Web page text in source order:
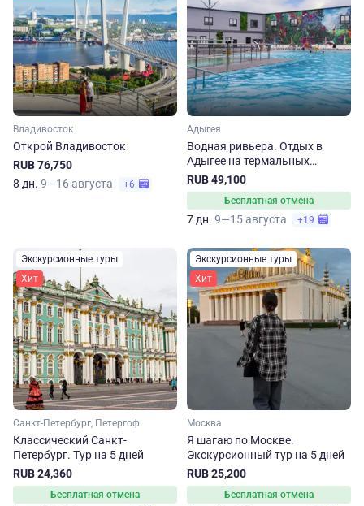
Владивосток
Открой Владивосток
RUB 76,750
8 дн. 9—16 августа +6
Адыгея
Водная ривьера. Отдых в
Адыгее на термальных
источниках
RUB 49,100
Бесплатная отмена
7 дн. 9—15 августа +19
Экскурсионные туры
Хит
Санкт-Петербург, Петергоф
Классический Санкт-
Петербург. Тур на 5 дней
RUB 24,360
Бесплатная отмена
Экскурсионные туры
Хит
Москва
Я шагаю по Москве.
Экскурсионный тур на 5 дней
RUB 25,200
Бесплатная отмена